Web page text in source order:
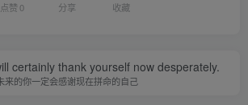
点赞0 分享 收藏
certainly thank yourself now desperately.
来的你一定会感谢现在拼命的自己